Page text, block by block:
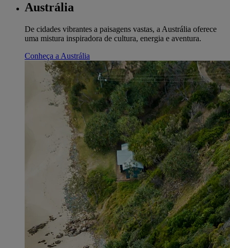
Austrália
De cidades vibrantes a paisagens vastas, a Austrália oferece
uma mistura inspiradora de cultura, energia e aventura.
Conheça a Austrália